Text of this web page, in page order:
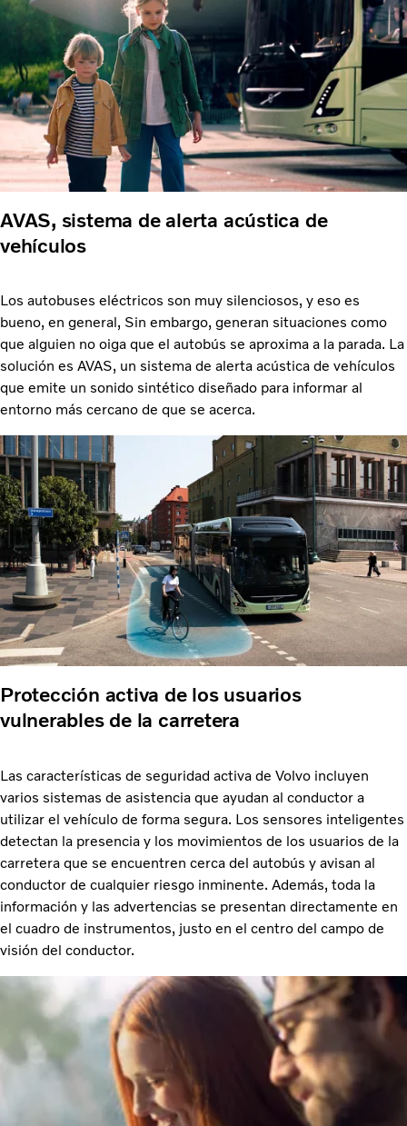
AVAS, sistema de alerta acústica de
vehículos
Los autobuses eléctricos son muy silenciosos, y eso es
bueno, en general, Sin embargo, generan situaciones como
que alguien no oiga que el autobús se aproxima a la parada. La
solución es AVAS, un sistema de alerta acústica de vehículos
que emite un sonido sintético diseñado para informar al
entorno más cercano de que se acerca.
Protección activa de los usuarios
vulnerables de la carretera
Las características de seguridad activa de Volvo incluyen
varios sistemas de asistencia que ayudan al conductor a
utilizar el vehículo de forma segura. Los sensores inteligentes
detectan la presencia y los movimientos de los usuarios de la
carretera que se encuentren cerca del autobús y avisan al
conductor de cualquier riesgo inminente. Además, toda la
información y las advertencias se presentan directamente en
el cuadro de instrumentos, justo en el centro del campo de
visión del conductor.